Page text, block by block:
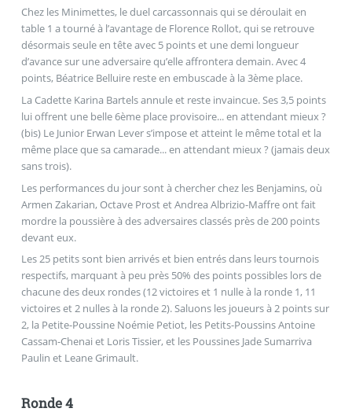
Chez les Minimettes, le duel carcassonnais qui se déroulait en
table 1 a tourné à l’avantage de Florence Rollot, qui se retrouve
désormais seule en tête avec 5 points et une demi longueur
d’avance sur une adversaire qu’elle affrontera demain. Avec 4
points, Béatrice Belluire reste en embuscade à la 3ème place.
La Cadette Karina Bartels annule et reste invaincue. Ses 3,5 points
lui offrent une belle 6ème place provisoire... en attendant mieux ?
(bis) Le Junior Erwan Lever s’impose et atteint le même total et la
même place que sa camarade... en attendant mieux ? (jamais deux
sans trois).
Les performances du jour sont à chercher chez les Benjamins, où
Armen Zakarian, Octave Prost et Andrea Albrizio-Maffre ont fait
mordre la poussière à des adversaires classés près de 200 points
devant eux.
Les 25 petits sont bien arrivés et bien entrés dans leurs tournois
respectifs, marquant à peu près 50% des points possibles lors de
chacune des deux rondes (12 victoires et 1 nulle à la ronde 1, 11
victoires et 2 nulles à la ronde 2). Saluons les joueurs à 2 points sur
2, la Petite-Poussine Noémie Petiot, les Petits-Poussins Antoine
Cassam-Chenai et Loris Tissier, et les Poussines Jade Sumarriva
Paulin et Leane Grimault.
Ronde 4